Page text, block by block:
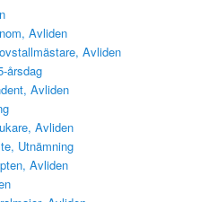
Avliden
Avliden
årsdag
Avliden
Avliden
Utnämning
Avliden